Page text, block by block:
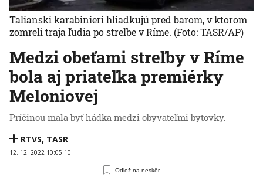
Medzi obeťami streľby v Ríme
bola aj priateľka premiérky
Meloniovej
Príčinou mala byť hádka medzi obyvateľmi bytovky.
RTVS, TASR
12. 12. 2022 10:05:10
Odlož na neskôr
Talianski karabinieri hliadkujú pred barom, v ktorom
zomreli traja ľudia po streľbe v Ríme. (Foto: TASR/AP)